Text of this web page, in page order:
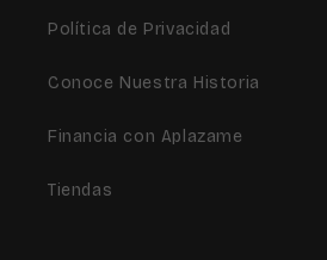
Política de Privacidad
Conoce Nuestra Historia
Financia con Aplazame
Tiendas